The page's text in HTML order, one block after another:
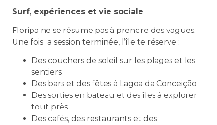
Surf, expériences et vie sociale
Floripa ne se résume pas à prendre des vagues.
Une fois la session terminée, l’île te réserve :
Des couchers de soleil sur les plages et les
sentiers
Des bars et des fêtes à Lagoa da Conceição
Des sorties en bateau et des îles à explorer
tout près
Des cafés, des restaurants et des